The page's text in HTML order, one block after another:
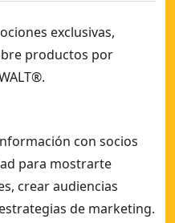
exclusivas,
productos por
con socios
para mostrarte
crear audiencias
de marketing.